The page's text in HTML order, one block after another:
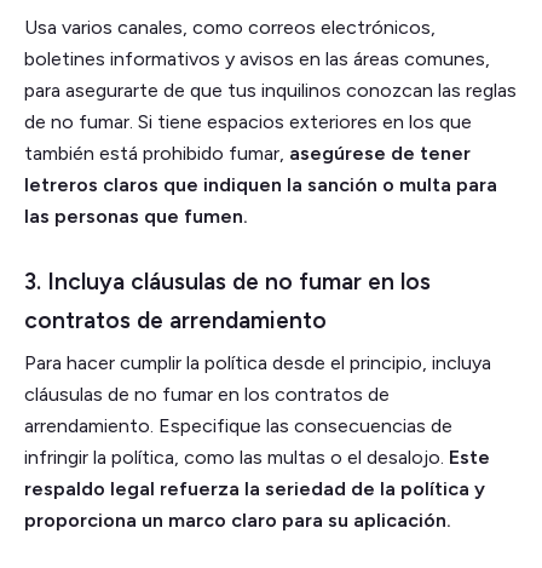
Usa varios canales, como correos electrónicos,
boletines informativos y avisos en las áreas comunes,
para asegurarte de que tus inquilinos conozcan las reglas
de no fumar. Si tiene espacios exteriores en los que
también está prohibido fumar, asegúrese de tener
letreros claros que indiquen la sanción o multa para
las personas que fumen.
3. Incluya cláusulas de no fumar en los
contratos de arrendamiento
Para hacer cumplir la política desde el principio, incluya
cláusulas de no fumar en los contratos de
arrendamiento. Especifique las consecuencias de
infringir la política, como las multas o el desalojo. Este
respaldo legal refuerza la seriedad de la política y
proporciona un marco claro para su aplicación.